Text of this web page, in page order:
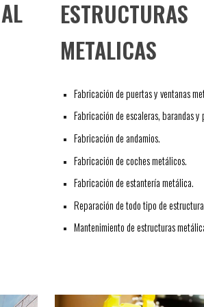
ESTRUCTURAS
METALICAS
Fabricación de puertas y ventanas
Fabricación de escaleras, barandas y
Fabricación de andamios.
Fabricación de coches metálicos.
Fabricación de estantería metálica.
Reparación de todo tipo de
Mantenimiento de estructuras